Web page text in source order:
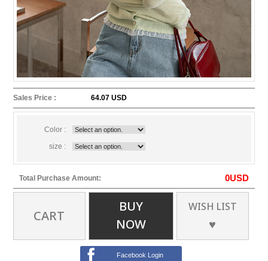
Sales Price : 64.07 USD
Color :
size :
Total Purchase Amount: 0USD
CART
BUY
NOW
WISH LIST
♥
Facebook Login